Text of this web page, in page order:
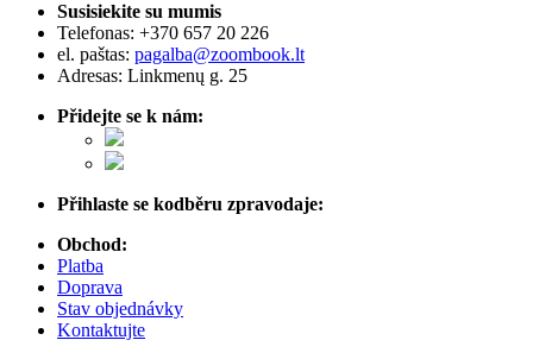
Susisiekite su mumis
Telefonas: +370 657 20 226
el. paštas: pagalba@zoombook.lt
Adresas: Linkmenų g. 25
Přidejte se k nám:
Přihlaste se kodběru zpravodaje:
Obchod:
Platba
Doprava
Stav objednávky
Kontaktujte